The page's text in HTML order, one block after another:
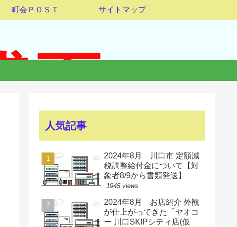
町会ＰＯＳＴ サイトマップ
人気記事
2024年8月 川口市 定額減
税調整給付金について【対
象者8/9から書類発送】
1945 views
2024年8月 お店紹介 外観
が仕上がってきた「ヤオコ
ー 川口SKIPシティ店(仮